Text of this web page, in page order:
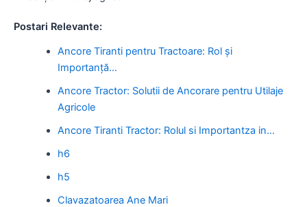
Postari Relevante:
Ancore Tiranti pentru Tractoare: Rol și
Importanță…
Ancore Tractor: Solutii de Ancorare pentru Utilaje
Agricole
Ancore Tiranti Tractor: Rolul si Importantza in…
h6
h5
Clavazatoarea Ane Mari